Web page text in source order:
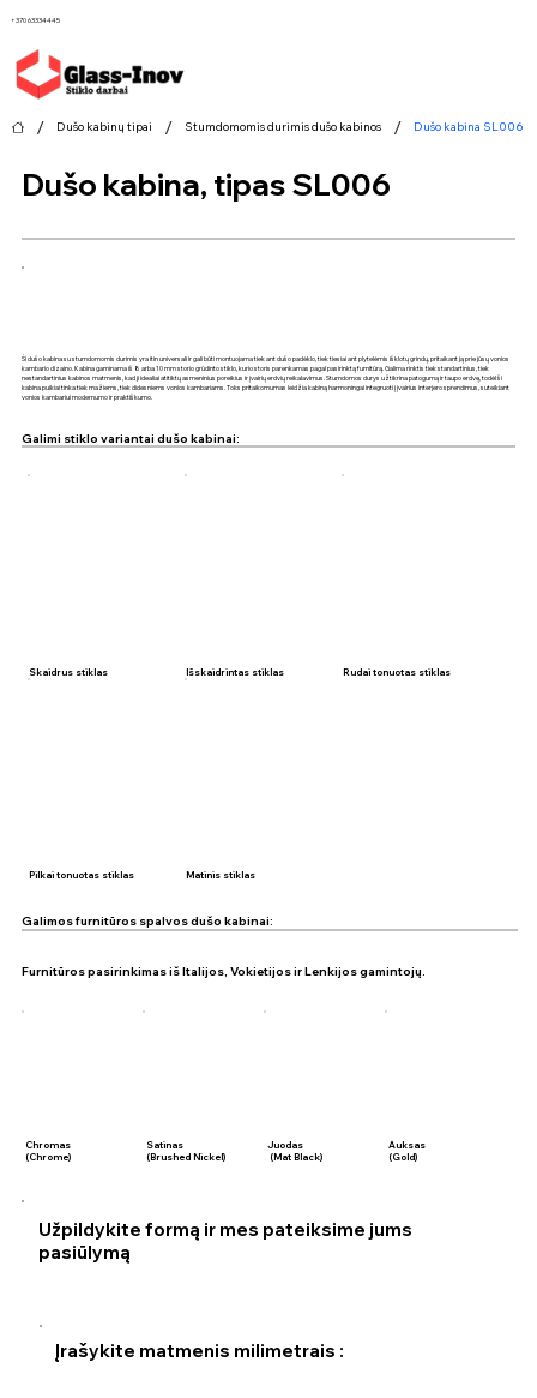
+370 63334445
/ Dušo kabinų tipai / Stumdomomis durimis dušo kabinos / Dušo kabina SL006
Dušo kabina, tipas SL006
Ši dušo kabina su stumdomomis durimis yra itin universali ir gali būti montuojama tiek ant dušo padėklo, tiek tiesiai ant plytelėmis išklotų grindų, pritaikant ją prie jūsų vonios
kambario dizaino. Kabina gaminama iš 8 arba 10 mm storio grūdinto stiklo, kurio storis parenkamas pagal pasirinktą furnitūrą. Galima rinktis tiek standartinius, tiek
nestandartinius kabinos matmenis, kad ji idealiai atitiktų asmeninius poreikius ir įvairių erdvių reikalavimus. Stumdomos durys užtikrina patogumą ir taupo erdvę, todėl ši
kabina puikiai tinka tiek mažiems, tiek didesniems vonios kambariams. Toks pritaikomumas leidžia kabiną harmoningai integruoti į įvairius interjero sprendimus, suteikiant
vonios kambariui modernumo ir praktiškumo.
Galimi stiklo variantai dušo kabinai:
Skaidrus stiklas Išskaidrintas stiklas Rudai tonuotas stiklas
Pilkai tonuotas stiklas Matinis stiklas
Galimos furnitūros spalvos dušo kabinai:
Furnitūros pasirinkimas iš Italijos, Vokietijos ir Lenkijos gamintojų.
Chromas
(Chrome)
Satinas
(Brushed Nickel)
Juodas
(Mat Black)
Auksas
(Gold)
Įrašykite matmenis milimetrais :
Užpildykite formą ir mes pateiksime jums
pasiūlymą